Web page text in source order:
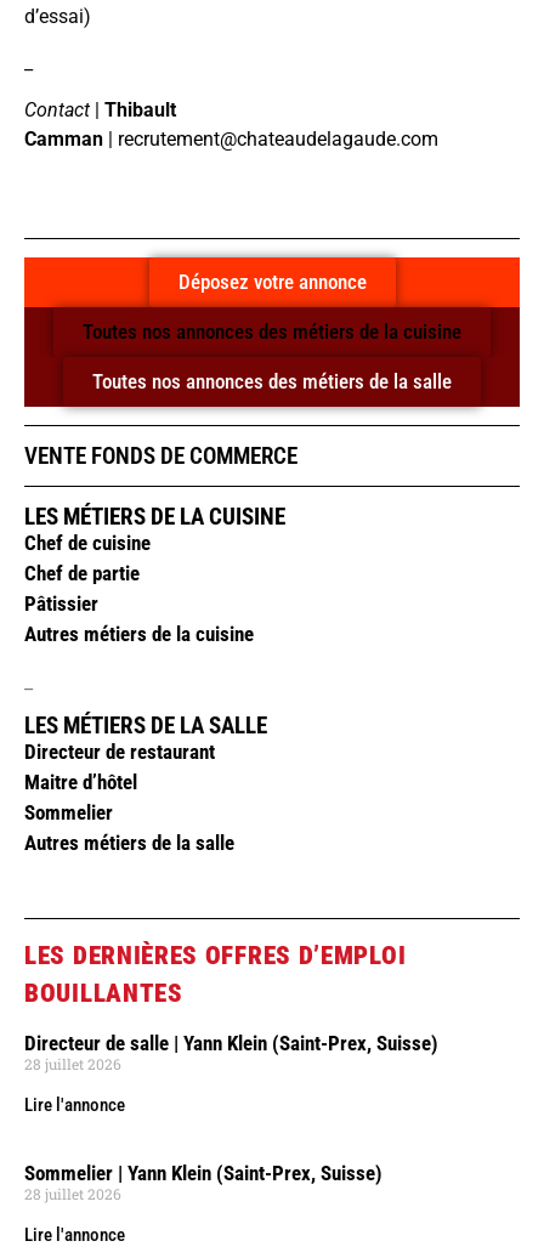
d’essai)
Contact | Thibault
Camman | recrutement@chateaudelagaude.com
Déposez votre annonce
Toutes nos annonces des métiers de la cuisine
Toutes nos annonces des métiers de la salle
VENTE FONDS DE COMMERCE
LES MÉTIERS DE LA CUISINE
Chef de cuisine
Chef de partie
Pâtissier
Autres métiers de la cuisine
LES MÉTIERS DE LA SALLE
Directeur de restaurant
Maitre d’hôtel
Sommelier
Autres métiers de la salle
LES DERNIÈRES OFFRES D’EMPLOI
BOUILLANTES
Directeur de salle | Yann Klein (Saint-Prex, Suisse)
28 juillet 2026
Lire l'annonce
Sommelier | Yann Klein (Saint-Prex, Suisse)
28 juillet 2026
Lire l'annonce